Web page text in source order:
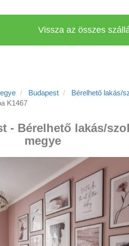
Vissza az összes
Budapest
Bérelhető lakás/
K1467
- Bérelhető lakás/
megye